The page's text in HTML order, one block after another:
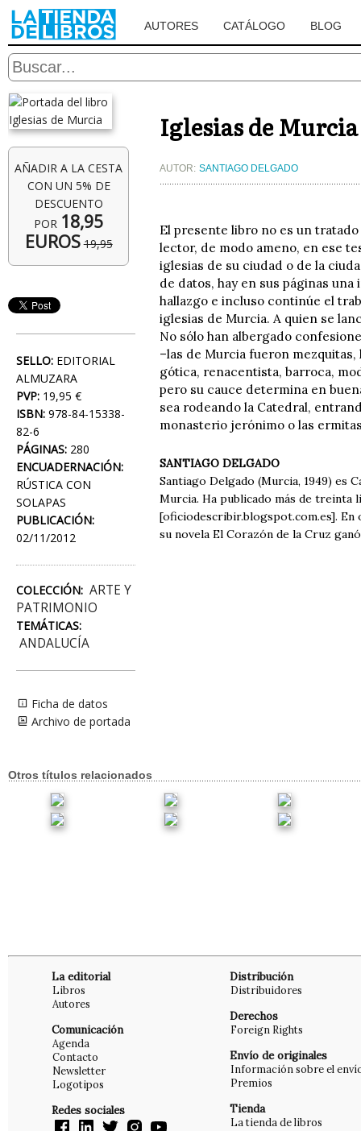
AUTORES CATÁLOGO BLOG
AÑADIR A LA CESTA
CON UN 5% DE
DESCUENTO
POR 18,95
EUROS 19,95
SELLO: EDITORIAL
ALMUZARA
PVP: 19,95 €
ISBN: 978-84-15338-
82-6
PÁGINAS: 280
ENCUADERNACIÓN:
RÚSTICA CON
SOLAPAS
PUBLICACIÓN:
02/11/2012
COLECCIÓN: ARTE Y
PATRIMONIO
TEMÁTICAS:
ANDALUCÍA
Ficha de datos
Archivo de portada
Iglesias de Murcia
AUTOR: SANTIAGO DELGADO
El presente libro no es un
lector, de modo ameno, en ese
iglesias de su ciudad o de la
de datos, hay en sus páginas
hallazgo e incluso continúe el
iglesias de Murcia. A quien se
No sólo han albergado
–las de Murcia fueron
gótica, renacentista, barroca,
pero su cauce determina en
sea rodeando la Catedral,
monasterio jerónimo o las
SANTIAGO DELGADO
Santiago Delgado (Murcia, 1949) es
Murcia. Ha publicado más de treinta
[oficiodescribir.blogspot.com.es]. En
su novela El Corazón de la Cruz
Otros títulos relacionados
La editorial
Libros
Autores
Comunicación
Agenda
Contacto
Newsletter
Logotipos
Redes sociales
Distribución
Distribuidores
Derechos
Foreign Rights
Envío de originales
Información sobre el
Premios
Tienda
La tienda de libros